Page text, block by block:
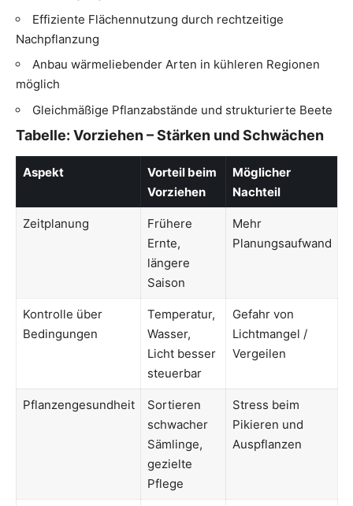
Effiziente Flächennutzung durch rechtzeitige
Nachpflanzung
Anbau wärmeliebender Arten in kühleren Regionen
möglich
Gleichmäßige Pflanzabstände und strukturierte Beete
Tabelle: Vorziehen – Stärken und Schwächen
Aspekt
Vorteil beim
Vorziehen
Möglicher
Nachteil
Zeitplanung
Frühere
Ernte,
längere
Saison
Mehr
Planungsaufwand
Kontrolle über
Bedingungen
Temperatur,
Wasser,
Licht besser
steuerbar
Gefahr von
Lichtmangel /
Vergeilen
Pflanzengesundheit
Sortieren
schwacher
Sämlinge,
gezielte
Pflege
Stress beim
Pikieren und
Auspflanzen